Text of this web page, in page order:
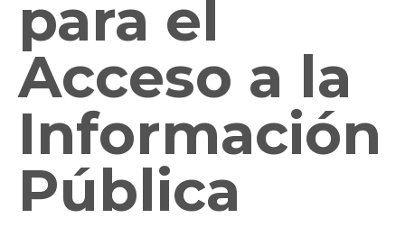
para el
Acceso a la
Información
Pública